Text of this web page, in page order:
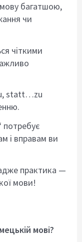
багатшою,
чи
чіткими
statt…zu
потребує
і вправам ви
практика —
мови!
мові?